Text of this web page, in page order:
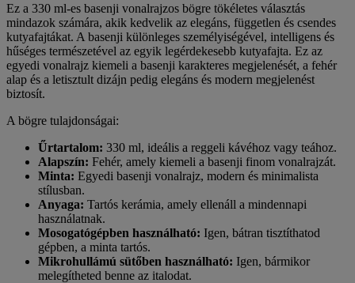
Ez a 330 ml-es basenji vonalrajzos bögre tökéletes választás
mindazok számára, akik kedvelik az elegáns, független és csendes
kutyafajtákat. A basenji különleges személyiségével, intelligens és
hűséges természetével az egyik legérdekesebb kutyafajta. Ez az
egyedi vonalrajz kiemeli a basenji karakteres megjelenését, a fehér
alap és a letisztult dizájn pedig elegáns és modern megjelenést
biztosít.
A bögre tulajdonságai:
Űrtartalom: 330 ml, ideális a reggeli kávéhoz vagy teához.
Alapszín: Fehér, amely kiemeli a basenji finom vonalrajzát.
Minta: Egyedi basenji vonalrajz, modern és minimalista
stílusban.
Anyaga: Tartós kerámia, amely ellenáll a mindennapi
használatnak.
Mosogatógépben használható: Igen, bátran tisztíthatod
gépben, a minta tartós.
Mikrohullámú sütőben használható: Igen, bármikor
melegítheted benne az italodat.